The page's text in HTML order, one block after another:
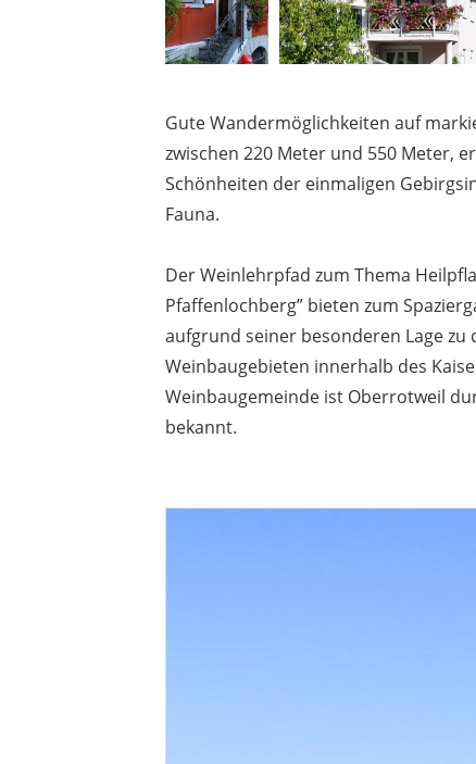
Gute Wandermöglichkeiten auf
zwischen 220 Meter und 550 Meter,
Schönheiten der einmaligen
Fauna.
Der Weinlehrpfad zum Thema
Pfaffenlochberg” bieten zum
aufgrund seiner besonderen Lage
Weinbaugebieten innerhalb des
Weinbaugemeinde ist Oberrotweil
bekannt.